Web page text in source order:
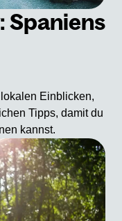
Spaniens
Einblicken,
Tipps, damit du
kannst.